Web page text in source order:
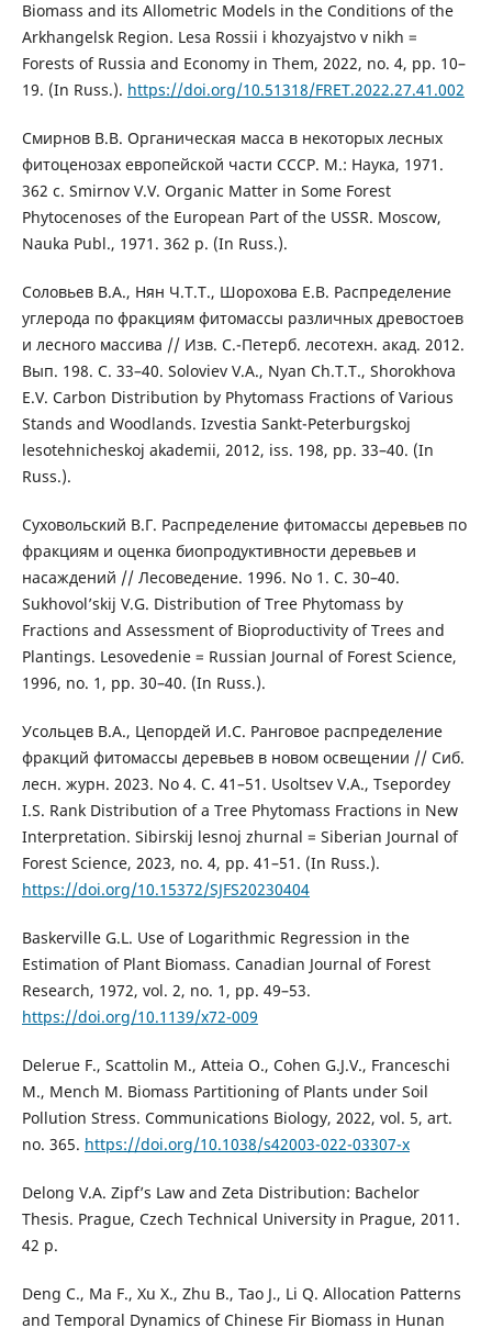
Biomass and its Allometric Models in the Conditions of the
Arkhangelsk Region. Lesa Rossii i khozyajstvo v nikh =
Forests of Russia and Economy in Them, 2022, no. 4, pp. 10–
19. (In Russ.). https://doi.org/10.51318/FRET.2022.27.41.002
Смирнов В.В. Органическая масса в некоторых лесных
фитоценозах европейской части СССР. М.: Наука, 1971.
362 с. Smirnov V.V. Organic Matter in Some Forest
Phytocenoses of the European Part of the USSR. Moscow,
Nauka Publ., 1971. 362 p. (In Russ.).
Соловьев В.А., Нян Ч.Т.Т., Шорохова Е.В. Распределение
углерода по фракциям фитомассы различных древостоев
и лесного массива // Изв. С.-Петерб. лесотехн. акад. 2012.
Вып. 198. С. 33–40. Soloviev V.A., Nyan Ch.T.T., Shorokhova
E.V. Carbon Distribution by Phytomass Fractions of Various
Stands and Woodlands. Izvestia Sankt-Peterburgskoj
lesotehnicheskoj akademii, 2012, iss. 198, pp. 33–40. (In
Russ.).
Суховольский В.Г. Распределение фитомассы деревьев по
фракциям и оценка биопродуктивности деревьев и
насаждений // Лесоведение. 1996. No 1. С. 30–40.
Sukhovol’skij V.G. Distribution of Tree Phytomass by
Fractions and Assessment of Bioproductivity of Trees and
Plantings. Lesovedenie = Russian Journal of Forest Science,
1996, no. 1, pp. 30–40. (In Russ.).
Усольцев В.А., Цепордей И.С. Ранговое распределение
фракций фитомассы деревьев в новом освещении // Сиб.
лесн. журн. 2023. No 4. С. 41–51. Usoltsev V.А., Tsepordey
I.S. Rank Distribution of a Tree Phytomass Fractions in New
Interpretation. Sibirskij lesnoj zhurnal = Siberian Journal of
Forest Science, 2023, no. 4, pp. 41–51. (In Russ.).
https://doi.org/10.15372/SJFS20230404
Baskerville G.L. Use of Logarithmic Regression in the
Estimation of Plant Biomass. Canadian Journal of Forest
Research, 1972, vol. 2, no. 1, pp. 49–53.
https://doi.org/10.1139/x72-009
Delerue F., Scattolin M., Atteia O., Cohen G.J.V., Franceschi
M., Mench M. Biomass Partitioning of Plants under Soil
Pollution Stress. Communications Biology, 2022, vol. 5, art.
no. 365. https://doi.org/10.1038/s42003-022-03307-x
Delong V.A. Zipf’s Law and Zeta Distribution: Bachelor
Thesis. Prague, Czech Technical University in Prague, 2011.
42 p.
Deng C., Ma F., Xu X., Zhu B., Tao J., Li Q. Allocation Patterns
and Temporal Dynamics of Chinese Fir Biomass in Hunan